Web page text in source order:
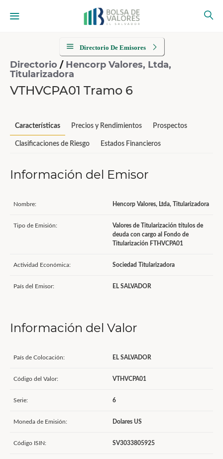
Directorio De Emisores
Directorio / Hencorp Valores, Ltda,
Titularizadora
VTHVCPA01 Tramo 6
Características Precios y Rendimientos Prospectos
Clasificaciones de Riesgo Estados Financieros
Información del Emisor
Nombre: Hencorp Valores, Ltda, Titularizadora
Tipo de Emisión:
Valores de Titularización títulos de
deuda con cargo al Fondo de
Titularización FTHVCPA01
Actividad Económica: Sociedad Titularizadora
País del Emisor: EL SALVADOR
Información del Valor
País de Colocación: EL SALVADOR
Código del Valor: VTHVCPA01
Serie: 6
Moneda de Emisión: Dolares US
Código ISIN: SV3033805925